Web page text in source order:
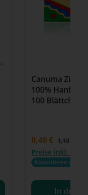
Canuma
100% Hanf |
100 Blättchen
Verkaufspreis:
0,49 € Regulärer
1,10 €
Preise inkl.
Abonnieren u.
In den